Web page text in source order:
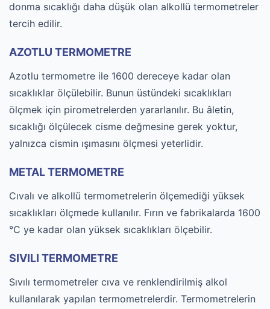
donma sıcaklığı daha düşük olan alkollü termometreler
tercih edilir.
AZOTLU TERMOMETRE
Azotlu termometre ile 1600 dereceye kadar olan
sıcaklıklar ölçülebilir. Bunun üstündeki sıcaklıkları
ölçmek için pirometrelerden yararlanılır. Bu âletin,
sıcaklığı ölçülecek cisme değmesine gerek yoktur,
yalnızca cismin ışımasını ölçmesi yeterlidir.
METAL TERMOMETRE
Cıvalı ve alkollü termometrelerin ölçemediği yüksek
sıcaklıkları ölçmede kullanılır. Fırın ve fabrikalarda 1600
°C ye kadar olan yüksek sıcaklıkları ölçebilir.
SIVILI TERMOMETRE
Sıvılı termometreler cıva ve renklendirilmiş alkol
kullanılarak yapılan termometrelerdir. Termometrelerin